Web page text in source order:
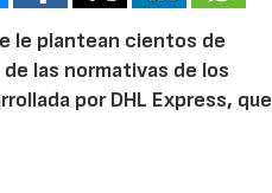
le plantean cientos de
las normativas de los
por DHL Express, que